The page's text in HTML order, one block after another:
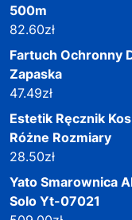
500m
82.60zł
Fartuch Ochronny
Zapaska
47.49zł
Estetik Ręcznik
Różne Rozmiary
28.50zł
Yato Smarownica
Solo Yt-07021